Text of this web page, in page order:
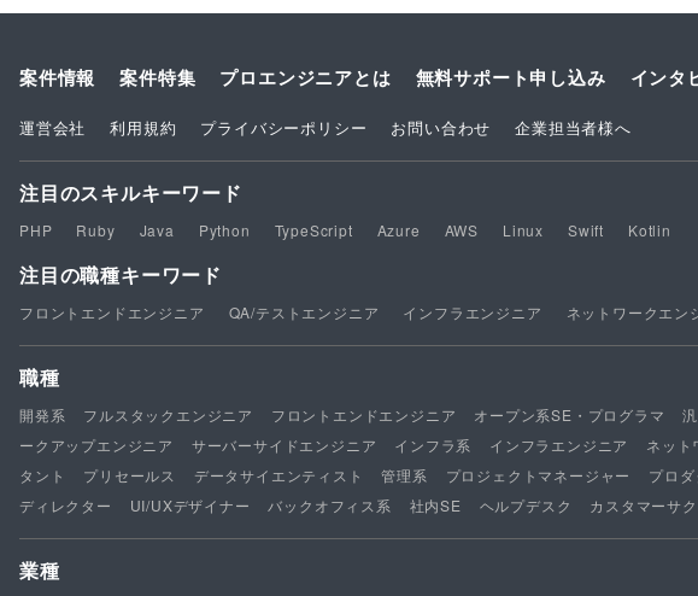
案件情報 案件特集 プロエンジニアとは 無料サポート申し込み インタ
運営会社 利用規約 プライバシーポリシー お問い合わせ 企業担当者様へ
注目のスキルキーワード
PHP Ruby Java Python TypeScript Azure AWS Linux Swift Kotlin
注目の職種キーワード
フロントエンドエンジニア QA/テストエンジニア インフラエンジニア ネットワークエン
職種
開発系 フルスタックエンジニア フロントエンドエンジニア オープン系SE・プログラマ
ークアップエンジニア
サーバーサイドエンジニア インフラ系 インフラエンジニア ネット
タント
プリセールス データサイエンティスト 管理系 プロジェクトマネージャー プロ
ディレクター
UI/UXデザイナー バックオフィス系 社内SE ヘルプデスク カスタマーサ
業種